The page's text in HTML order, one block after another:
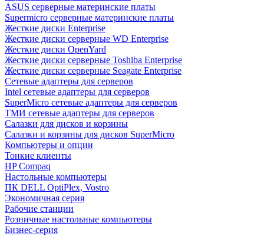
ASUS серверные материнские платы
Supermicro серверные материнские платы
Жесткие диски Enterprise
Жесткие диски серверные WD Enterprise
Жесткие диски OpenYard
Жесткие диски серверные Toshiba Enterprise
Жесткие диски серверные Seagate Enterprise
Сетевые адаптеры для серверов
Intel сетевые адаптеры для серверов
SuperMicro сетевые адаптеры для серверов
ТМИ сетевые адаптеры для серверов
Салазки для дисков и корзины
Салазки и корзины для дисков SuperMicro
Компьютеры и опции
Тонкие клиенты
HP Compaq
Настольные компьютеры
ПК DELL OptiPlex, Vostro
Экономичная серия
Рабочие станции
Розничные настольные компьютеры
Бизнес-серия